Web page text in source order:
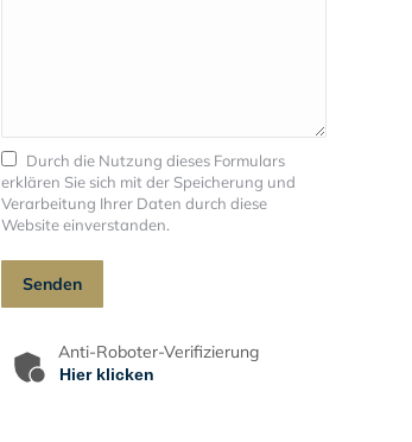
Durch die Nutzung dieses Formulars
erklären Sie sich mit der Speicherung und
Verarbeitung Ihrer Daten durch diese
Website einverstanden.
Anti-Roboter-Verifizierung
Hier klicken